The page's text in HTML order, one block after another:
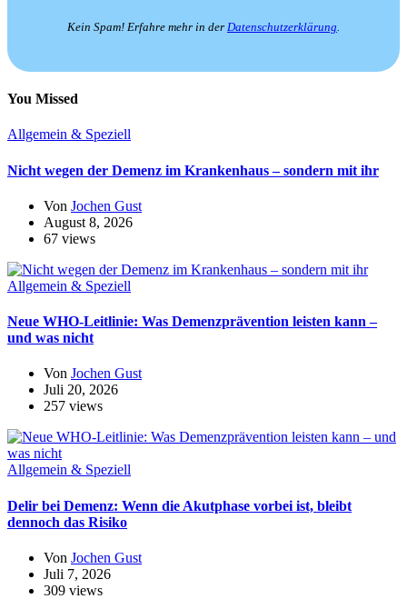
Kein Spam! Erfahre mehr in der Datenschutzerklärung
You Missed
Allgemein & Speziell
Nicht wegen der Demenz im Krankenhaus – sondern mit ihr
Von Jochen Gust
August 8, 2026
67 views
Allgemein & Speziell
Neue WHO-Leitlinie: Was Demenzprävention leisten kann –
und was nicht
Von Jochen Gust
Juli 20, 2026
257 views
Allgemein & Speziell
Delir bei Demenz: Wenn die Akutphase vorbei ist, bleibt
dennoch das Risiko
Von Jochen Gust
Juli 7, 2026
309 views